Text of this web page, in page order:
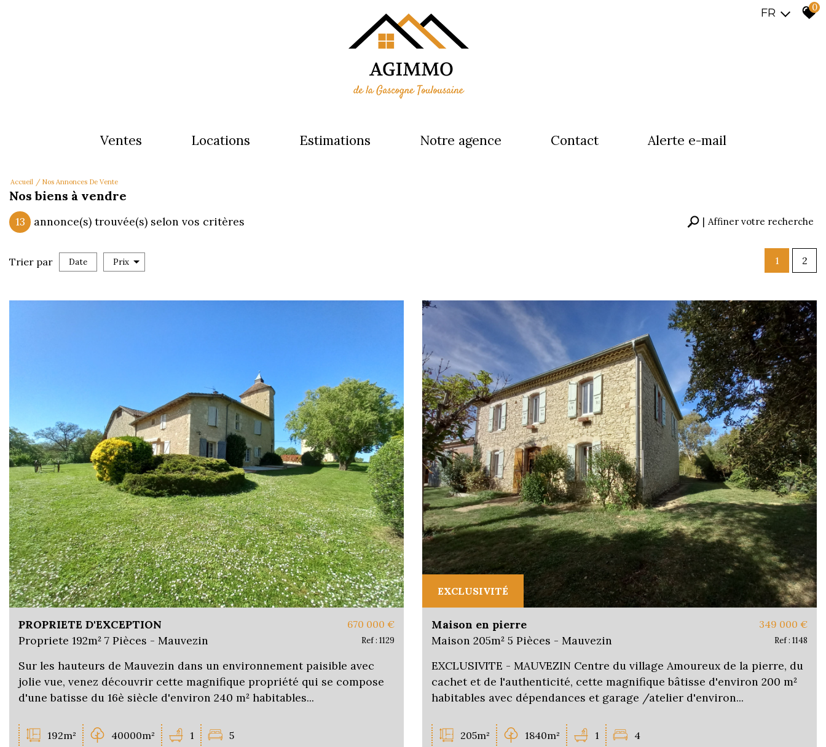
FR 0
ventes locations estimations notre agence contact alerte e-mail
Accueil Nos Annonces De Vente
Nos biens à vendre
13 annonce(s) trouvée(s) selon vos critères Affiner votre recherche
Vente RECHERCHER
5KM 10KM 25KM
Terrasse
Trier par Date Prix 1 2
PROPRIETE D'EXCEPTION
Propriete 192m² 7 Pièces - Mauvezin
670 000 €
Ref : 1129
Sur les hauteurs de Mauvezin dans un environnement paisible avec
jolie vue, venez découvrir cette magnifique propriété qui se compose
d'une batisse du 16è siècle d'environ 240 m² habitables...
192m² 40000m² 1 5
EXCLUSIVITÉ
Maison en pierre
Maison 205m² 5 Pièces - Mauvezin
349 000 €
Ref : 1148
EXCLUSIVITE - MAUVEZIN Centre du village Amoureux de la pierre, du
cachet et de l'authenticité, cette magnifique bâtisse d'environ 200 m²
habitables avec dépendances et garage /atelier d'environ...
205m² 1840m² 1 4